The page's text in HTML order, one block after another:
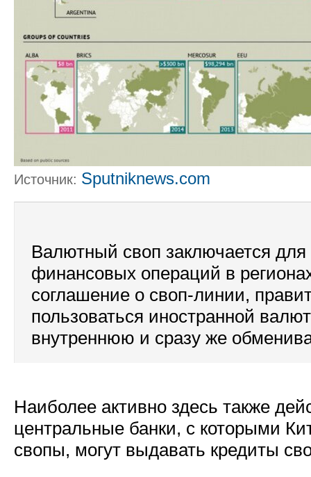
Источник: Sputniknews.com
Валютный своп заключается для
финансовых операций в
соглашение о своп-линии,
пользоваться иностранной
внутреннюю и сразу же
Наиболее активно здесь также
центральные банки, с которыми
свопы, могут выдавать кредиты